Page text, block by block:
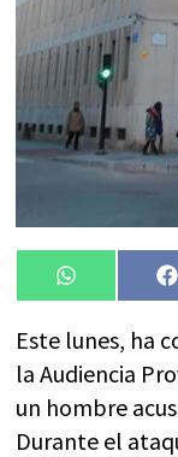
Compartir
en
WhatsApp
Este lunes, ha
la Audiencia
un hombre
Durante el